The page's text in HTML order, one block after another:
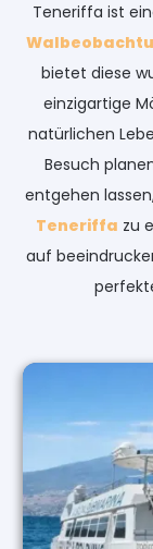
Teneriffa ist
bietet diese
einzigartige
natürlichen
Besuch
entgehen
Teneriffa zu
auf